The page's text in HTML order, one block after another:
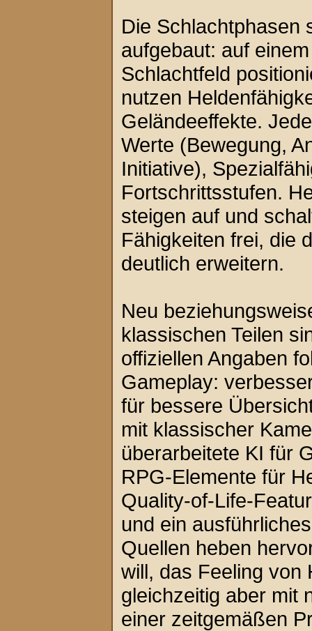
Die Schlachtphasen
aufgebaut: auf
Schlachtfeld
nutzen
Geländeeffekte.
Werte (Bewegung,
Initiative),
Fortschrittsstufen.
steigen auf und
Fähigkeiten frei, die
deutlich erweitern.
Neu
klassischen Teilen
offiziellen Angaben
Gameplay:
für bessere
mit klassischer
überarbeitete KI für
RPG-Elemente für
Quality-of-Life-
und ein
Quellen heben
will, das Feeling von
gleichzeitig aber mit
einer zeitgemäßen